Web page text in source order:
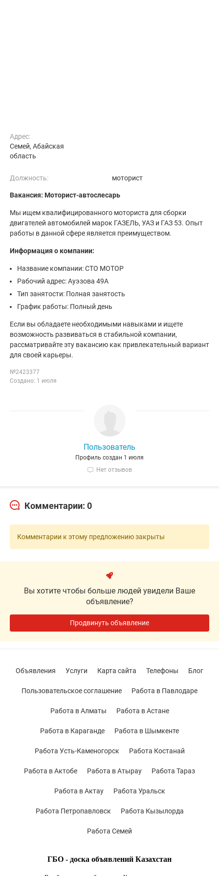
Адрес:
Семей, Абайская
область
Должность: моторист
Вакансия: Моторист-автослесарь
Мы ищем квалифицированного моториста для сборки
двигателей автомобилей марок ГАЗЕЛЬ, УАЗ и ГАЗ 53. Опыт
работы в данной сфере является преимуществом.
Информация о компании:
Название компании: СТО МОТОР
Рабочий адрес: Ауэзова 49А
Тип занятости: Полная занятость
График работы: Полный день
Если вы обладаете необходимыми навыками и ищете
возможность развиваться в стабильной компании,
рассматривайте эту вакансию как привлекательный вариант
для своей карьеры.
№2423377
Создано: 1 июля
Пользователь
Профиль создан 1 июля
Нет отзывов
Комментарии: 0
Комментарии к этому предложению закрыты
Вы хотите чтобы больше людей увидели Ваше
объявление?
Продвинуть объявление
ГБО - доска объявлений Казахстан
Объявления Услуги Карта сайта Телефоны Блог
Пользовательское соглашение Работа в Павлодаре
Работа в Алматы Работа в Астане
Работа в Караганде Работа в Шымкенте
Работа Усть-Каменогорск Работа Костанай
Работа в Актобе Работа в Атырау Работа Тараз
Работа в Актау Работа Уральск
Работа Петропавловск Работа Кызылорда
Работа Семей